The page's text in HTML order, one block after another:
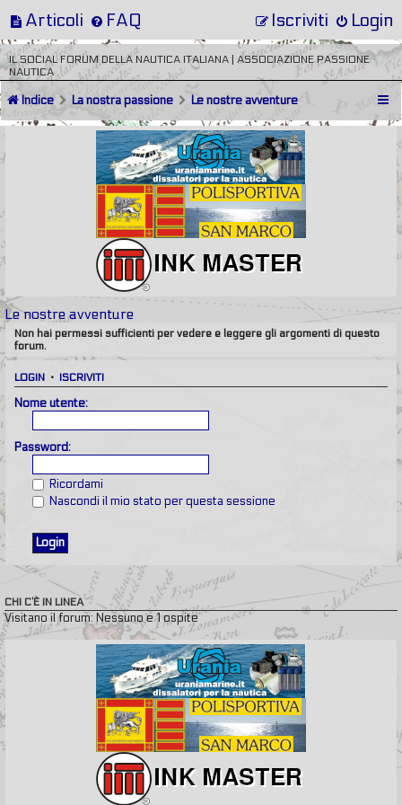
Articoli FAQ Login
Iscriviti
IL SOCIAL FORUM DELLA NAUTICA ITALIANA | ASSOCIAZIONE PASSIONE
NAUTICA
Indice La nostra passione Le nostre avventure
Le nostre avventure
Non hai permessi sufficienti per vedere e leggere gli argomenti di questo
forum.
LOGIN • ISCRIVITI
Nome utente:
Password:
Ricordami
Nascondi il mio stato per questa sessione
CHI C’È IN LINEA
Visitano il forum: Nessuno e 1 ospite